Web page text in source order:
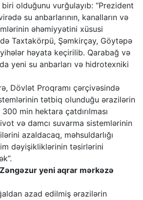
olduğunu vurğulayıb: “Prezident
su anbarlarının, kanalların və
əhəmiyyətini xüsusi
Taxtakörpü, Şəmkirçay, Göytəpə
həyata keçirilib. Qarabağ və
yeni su anbarları və hidrotexniki
Dövlət Proqramı çərçivəsində
tətbiq olunduğu ərazilərin
min hektara çatdırılması
və damcı suvarma sistemlərinin
azaldacaq, məhsuldarlığı
dəyişikliklərinin təsirlərini
yeni aqrar mərkəzə
azad edilmiş ərazilərin